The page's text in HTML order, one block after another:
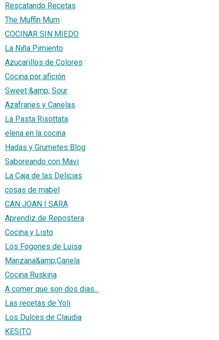
Rescatando Recetas
The Muffin Mum
COCINAR SIN MIEDO
La Niña Pimiento
Azucarillos de Colores
Cocina por afición
Sweet &amp; Sour
Azafranes y Canelas
La Pasta Risottata
elena en la cocina
Hadas y Grumetes Blog
Saboreando con Mavi
La Caja de las Delicias
cosas de mabel
CAN JOAN I SARA
Aprendiz de Repostera
Cocina y Listo
Los Fogones de Luisa
Manzana&amp;Canela
Cocina Ruskina
A comer que son dos dias...
Las recetas de Yoli
Los Dulces de Claudia
KESITO